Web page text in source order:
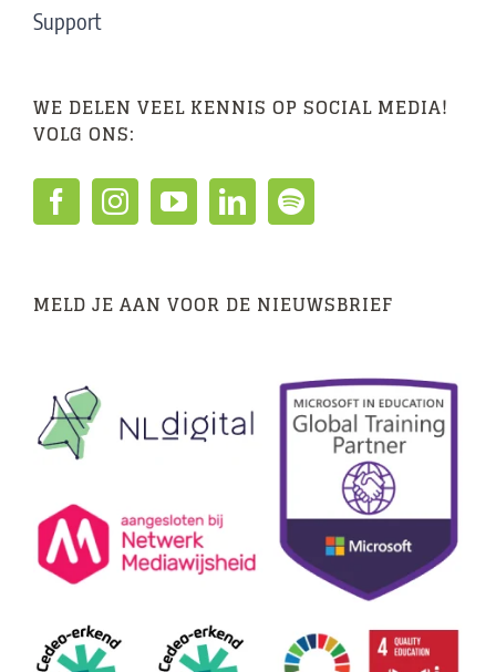
Support
WE DELEN VEEL KENNIS OP SOCIAL MEDIA!
VOLG ONS:
MELD JE AAN VOOR DE NIEUWSBRIEF